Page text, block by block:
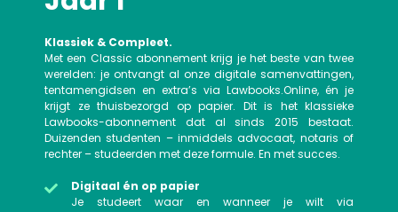
Klassiek & Compleet.
Met een Classic abonnement krijg je het beste van twee
werelden: je ontvangt al onze digitale samenvattingen,
tentamengidsen en extra’s via Lawbooks.Online, én je
krijgt ze thuisbezorgd op papier. Dit is het klassieke
Lawbooks-abonnement dat al sinds 2015 bestaat.
Duizenden studenten – inmiddels advocaat, notaris of
rechter – studeerden met deze formule. En met succes.
Digitaal én op papier
Je studeert waar en wanneer je wilt via